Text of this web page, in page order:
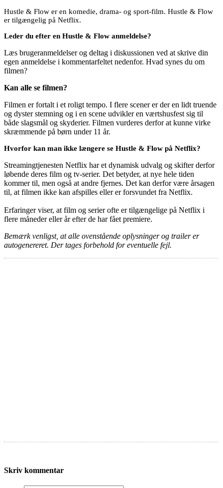
Hustle & Flow er en komedie, drama- og sport-film. Hustle & Flow
er tilgængelig på Netflix.
Leder du efter en Hustle & Flow anmeldelse?
Læs brugeranmeldelser og deltag i diskussionen ved at skrive din
egen anmeldelse i kommentarfeltet nedenfor. Hvad synes du om
filmen?
Kan alle se filmen?
Filmen er fortalt i et roligt tempo. I flere scener er der en lidt truende
og dyster stemning og i en scene udvikler en værtshusfest sig til
både slagsmål og skyderier. Filmen vurderes derfor at kunne virke
skræmmende på børn under 11 år.
Hvorfor kan man ikke længere se Hustle & Flow på Netflix?
Streamingtjenesten Netflix har et dynamisk udvalg og skifter derfor
løbende deres film og tv-serier. Det betyder, at nye hele tiden
kommer til, men også at andre fjernes. Det kan derfor være årsagen
til, at filmen ikke kan afspilles eller er forsvundet fra Netflix.
Erfaringer viser, at film og serier ofte er tilgængelige på Netflix i
flere måneder eller år efter de har fået premiere.
Bemærk venligst, at alle ovenstående oplysninger og trailer er
autogenereret. Der tages forbehold for eventuelle fejl.
Skriv kommentar